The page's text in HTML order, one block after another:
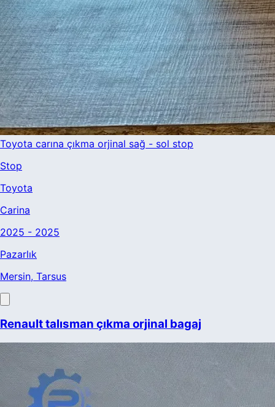
Toyota carına çıkma orjinal sağ - sol stop
Stop
Toyota
Carina
2025 - 2025
Pazarlık
Mersin, Tarsus
Renault talısman çıkma orjinal bagaj